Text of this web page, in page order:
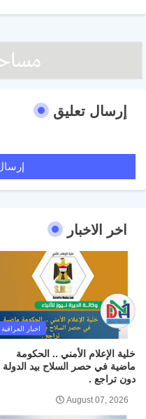
إرسال تعليق
اخر الاخبار
اخبار العراقية
خلية الإعلام الأمني .. الحكومة
ماضية في حصر السلاح بيد الدولة
دون تراجع .
August 07, 2026